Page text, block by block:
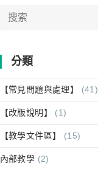
Search
分類
【常見問題與處理】 (41)
【改版說明】 (1)
【教學文件區】 (15)
內部教學 (2)